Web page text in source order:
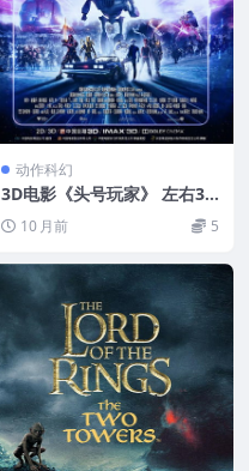
动作科幻
3D电影《头号玩家》 左右3D
格式 1080P 网盘下载
10 月前 5